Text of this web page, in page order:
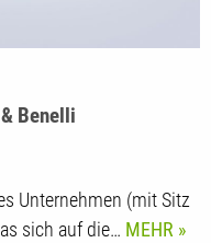
Benelli
Unternehmen (mit Sitz
sich auf die… MEHR